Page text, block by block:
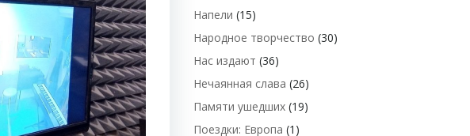
Напели (15)
Народное творчество (30)
Нас издают (36)
Нечаянная слава (26)
Памяти ушедших (19)
Поездки: Европа (1)